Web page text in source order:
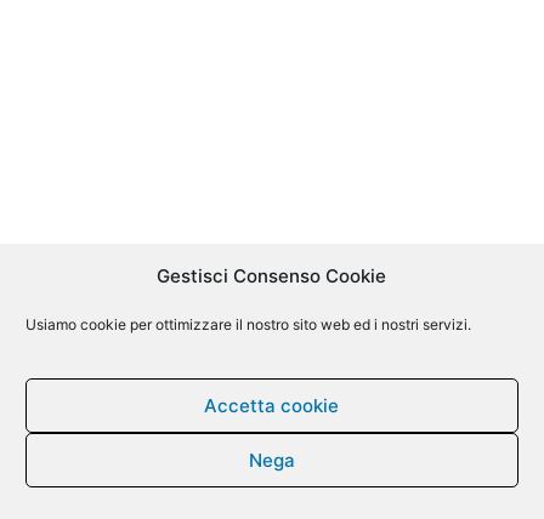
Gestisci Consenso Cookie
Usiamo cookie per ottimizzare il nostro sito web ed i nostri servizi.
Accetta cookie
Nega